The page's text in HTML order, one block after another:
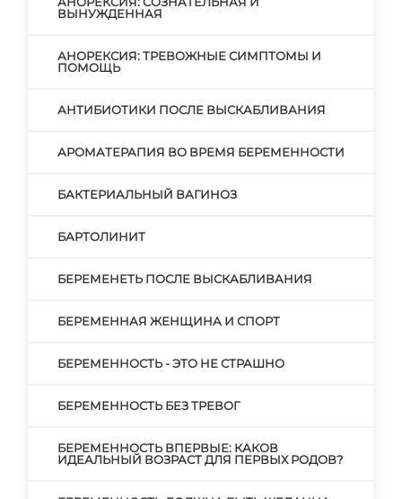
ВЫНУЖДЕННАЯ
АНОРЕКСИЯ: ТРЕВОЖНЫЕ СИМПТОМЫ И
ПОМОЩЬ
АНТИБИОТИКИ ПОСЛЕ ВЫСКАБЛИВАНИЯ
АРОМАТЕРАПИЯ ВО ВРЕМЯ БЕРЕМЕННОСТИ
БАКТЕРИАЛЬНЫЙ ВАГИНОЗ
БАРТОЛИНИТ
БЕРЕМЕНЕТЬ ПОСЛЕ ВЫСКАБЛИВАНИЯ
БЕРЕМЕННАЯ ЖЕНЩИНА И СПОРТ
БЕРЕМЕННОСТЬ - ЭТО НЕ СТРАШНО
БЕРЕМЕННОСТЬ БЕЗ ТРЕВОГ
БЕРЕМЕННОСТЬ ВПЕРВЫЕ: КАКОВ
ИДЕАЛЬНЫЙ ВОЗРАСТ ДЛЯ ПЕРВЫХ РОДОВ?